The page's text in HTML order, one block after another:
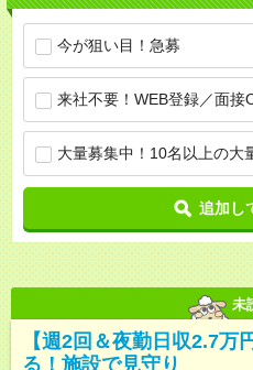
今が狙い目！急募
来社不要！WEB登録／面接
大量募集中！10名以上の大
追加し
未
【週2回＆夜勤日収2.7万
る！施設で見守り